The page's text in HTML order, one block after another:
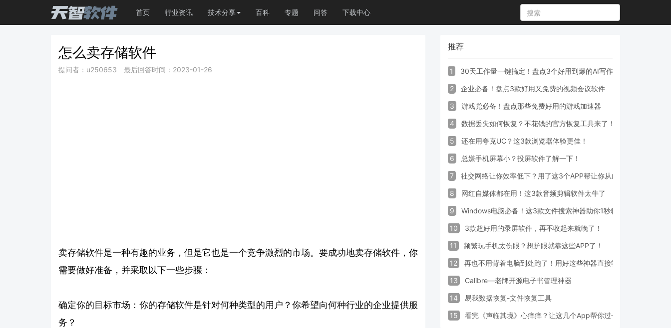
首页 行业资讯 技术分享 百科 专题 问答 下载中心
怎么卖存储软件
提问者：u250653 最后回答时间：2023-01-26
卖存储软件是一种有趣的业务，但是它也是一个竞争激烈的市场。要成功地卖存储软件，你
需要做好准备，并采取以下一些步骤：
确定你的目标市场：你的存储软件是针对何种类型的用户？你希望向何种行业的企业提供服
务？
推荐
1 30天工作量一键搞定！盘点3个好用到爆的AI写作生成器工具
2 企业必备！盘点3款好用又免费的视频会议软件
3 游戏党必备！盘点那些免费好用的游戏加速器
4 数据丢失如何恢复？不花钱的官方恢复工具来了！
5 还在用夸克UC？这3款浏览器体验更佳！
6 总嫌手机屏幕小？投屏软件了解一下！
7 社交网络让你效率低下？用了这3个APP帮让你从此戒掉手机！
8 网红自媒体都在用！这3款音频剪辑软件太牛了
9 Windows电脑必备！这3款文件搜索神器助你1秒精准定位文件
10 3款超好用的录屏软件，再不收起来就晚了！
11 频繁玩手机太伤眼？想护眼就靠这些APP了！
12 再也不用背着电脑到处跑了！用好这些神器直接轻松办公
13 Calibre—老牌开源电子书管理神器
14 易我数据恢复-文件恢复工具
15 看完《声临其境》心痒痒？让这几个App帮你过一把配音瘾